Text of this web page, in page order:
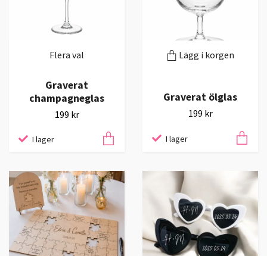
Flera val
Graverat
champagneglas
199 kr
I lager
Lägg i korgen
Graverat ölglas
199 kr
I lager